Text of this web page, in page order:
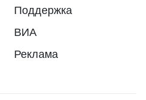
Поддержка
ВИА
Реклама